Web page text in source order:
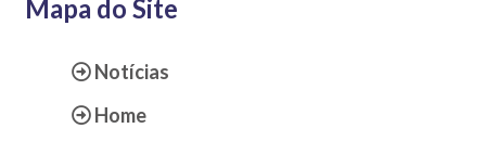
Mapa do Site
Notícias
Home